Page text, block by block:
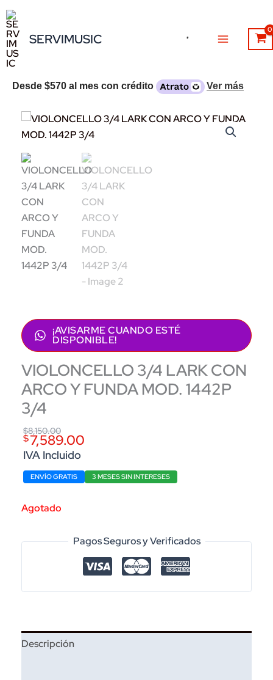
al
contenidoSERVIMUSIC
Desde $570 al mes con crédito Ver más
¡AVISARME CUANDO ESTÉ
DISPONIBLE!
VIOLONCELLO 3/4 LARK CON
ARCO Y FUNDA MOD. 1442P
3/4
$8,150.00
Original
price
was:
$8,150.00.
$7,589.00
Current
price
is:
$7,589.00.
IVA Incluido
ENVÍO GRATIS 3 MESES SIN INTERESES
Agotado
Pagos Seguros y Verificados
Descripción